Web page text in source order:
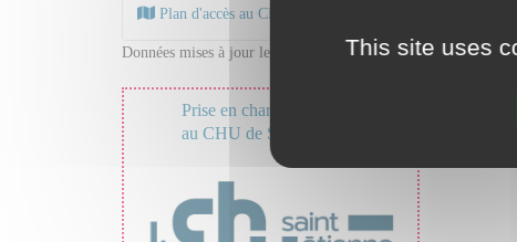
Plan d'accès au CHU
Données mises à jour le 31/10/2023
Prise en charge du cancer
au CHU de Saint-Étienne
This site uses